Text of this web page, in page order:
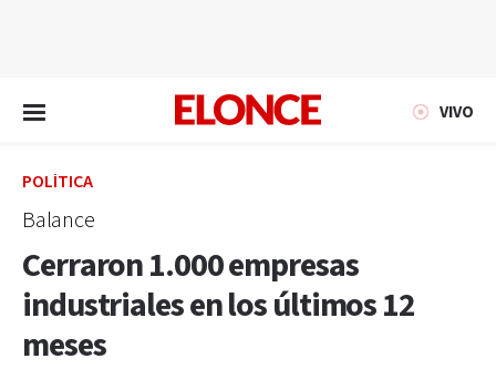
VIVO
POLÍTICA
Balance
Cerraron 1.000 empresas
industriales en los últimos 12
meses